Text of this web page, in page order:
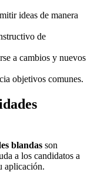
ideas de manera
de
a cambios y nuevos
objetivos comunes.
blandas son
a los candidatos a
aplicación.